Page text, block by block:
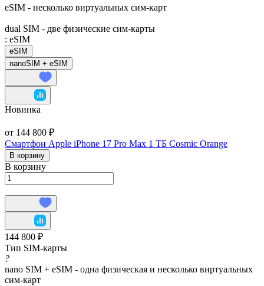
eSIM - несколько виртуальных сим-карт
dual SIM - две физические сим-карты
: eSIM
eSIM
nanoSIM + eSIM
Новинка
от 144 800 ₽
Смартфон Apple iPhone 17 Pro Max 1 ТБ Cosmic Orange
В корзину
В корзину
144 800 ₽
Тип SIM-карты
?
nano SIM + eSIM - одна физическая и несколько виртуальных
сим-карт